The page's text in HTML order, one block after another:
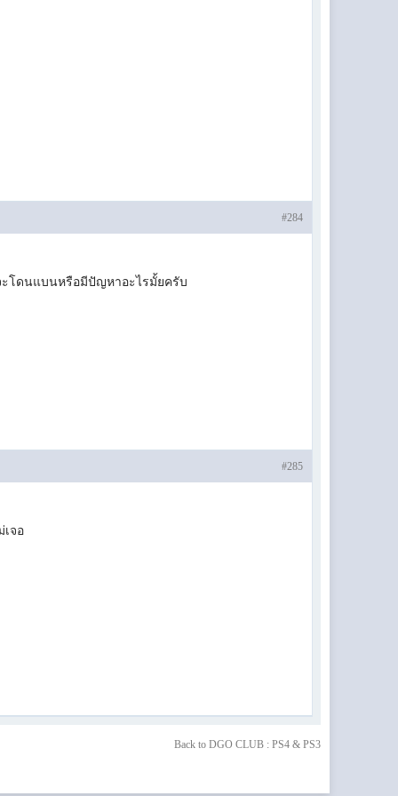
#284
ะโดนแบนหรือมีปัญหาอะไรมั้ยครับ
#285
เจอ
Back to DGO CLUB : PS4 & PS3